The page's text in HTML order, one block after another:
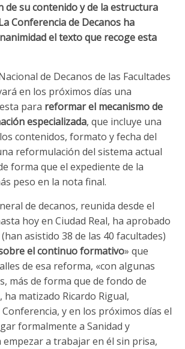
de su contenido y de la estructura
Conferencia de Decanos ha
el texto que recoge esta
de Decanos de las Facultades
en los próximos días una
para reformarel mecanismode
especializada, que incluye una
contenidos, formato y fecha del
reformulación del sistema actual
forma que el expediente de la
peso en la nota final.
de decanos, reunida desde el
hoy en Ciudad Real, ha aprobado
asistido 38 de las 40 facultades)
elcontinuoformativo» que
de esa reforma, «con algunas
más de forma que de fondo de
ha matizado Ricardo Rigual,
y en los próximos días el
formalmente a Sanidad y
empezar a trabajar en él sin prisa,